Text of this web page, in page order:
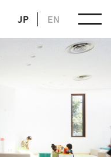
JP EN